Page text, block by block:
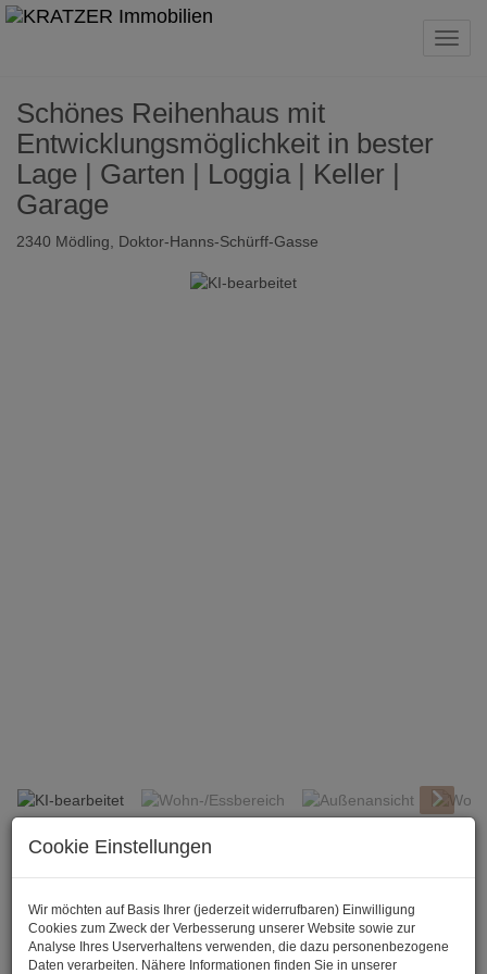
Schönes Reihenhaus mit
Entwicklungsmöglichkeit in bester
Lage | Garten | Loggia | Keller |
Garage
2340 Mödling , Doktor-Hanns-Schürff-Gasse
Beschreibung
Familienidyll - traumhaftes Reihenhaus mit Garten!
Besonders für Familien geeignet liegt diese phantastische
Immobilie in einer wundervoll grünen Umgebung und dennoch
Cookie Einstellungen
Wir möchten auf Basis Ihrer (jederzeit widerrufbaren) Einwilligung
Cookies zum Zweck der Verbesserung unserer Website sowie zur
Analyse Ihres Userverhaltens verwenden, die dazu personenbezogene
Daten verarbeiten. Nähere Informationen finden Sie in unserer